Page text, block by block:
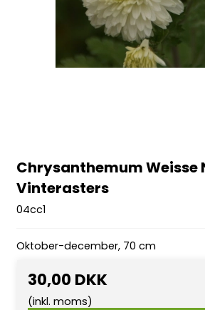
Chrysanthemum Weisse
Vinterasters
04cc1
Oktober-december, 70 cm
30,00 DKK
(inkl. moms)